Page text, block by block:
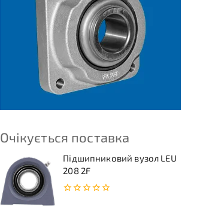
Очікується поставка
Підшипниковий вузол LEU
208 2F